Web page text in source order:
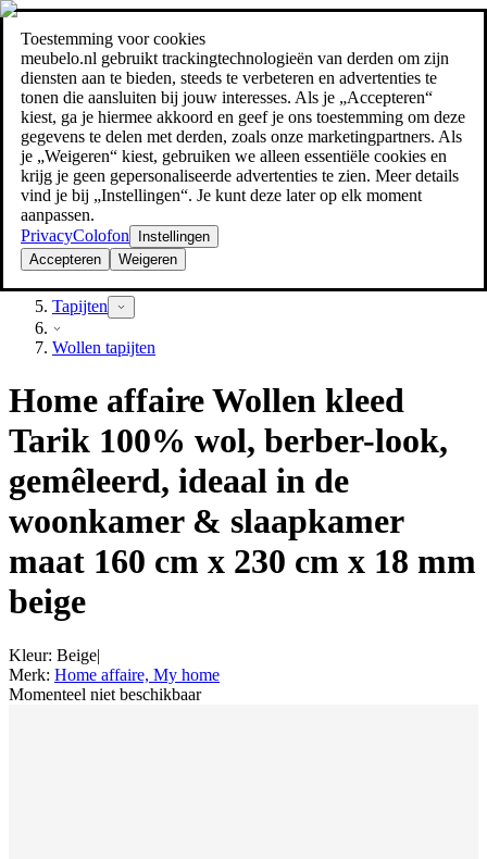
Toestemming voor cookies
meubelo.nl gebruikt trackingtechnologieën van derden om zijn
diensten aan te bieden, steeds te verbeteren en advertenties te
tonen die aansluiten bij jouw interesses. Als je „Accepteren“
kiest, ga je hiermee akkoord en geef je ons toestemming om deze
gegevens te delen met derden, zoals onze marketingpartners. Als
je „Weigeren“ kiest, gebruiken we alleen essentiële cookies en
krijg je geen gepersonaliseerde advertenties te zien. Meer details
vind je bij „Instellingen“. Je kunt deze later op elk moment
aanpassen.
PrivacyColofon
Instellingen
Accepteren
Weigeren
Zoeken
meubel jezelf de beste prijs!meubel jezelf de beste prijs!
Textiel
Tapijten
Wollen tapijten
Home affaire Wollen kleed
Tarik 100% wol, berber-look,
gemêleerd, ideaal in de
woonkamer & slaapkamer
maat 160 cm x 230 cm x 18 mm
beige
Kleur: Beige|
Merk: Home affaire, My home
Momenteel niet beschikbaar